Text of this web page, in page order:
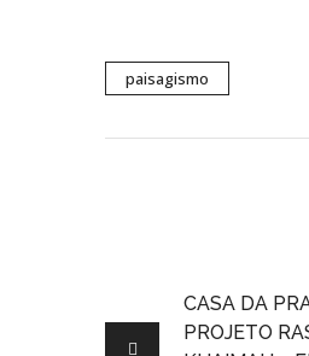
paisagismo
CASA DA
PROJETO